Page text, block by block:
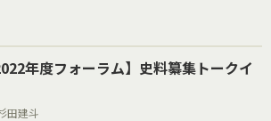
年度フォーラム】史料纂集トークイ
田建斗